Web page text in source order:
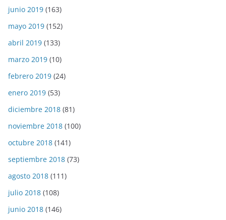
junio 2019 (163)
mayo 2019 (152)
abril 2019 (133)
marzo 2019 (10)
febrero 2019 (24)
enero 2019 (53)
diciembre 2018 (81)
noviembre 2018 (100)
octubre 2018 (141)
septiembre 2018 (73)
agosto 2018 (111)
julio 2018 (108)
junio 2018 (146)